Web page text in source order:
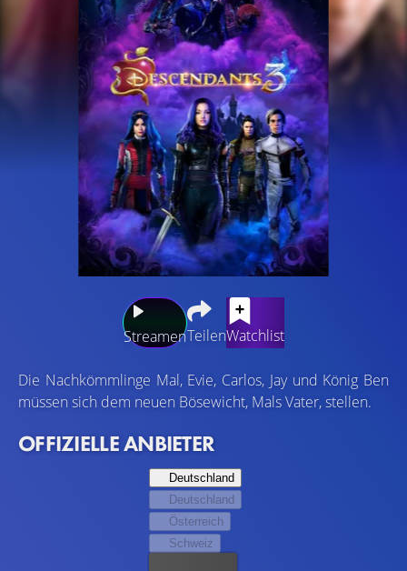
StreamenTeilenWatchlist
Die Nachkömmlinge Mal, Evie, Carlos, Jay und König Ben
müssen sich dem neuen Bösewicht, Mals Vater, stellen.
OFFIZIELLE ANBIETER
Deutschland
Deutschland
Österreich
Schweiz